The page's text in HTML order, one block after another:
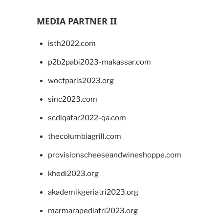
MEDIA PARTNER II
isth2022.com
p2b2pabi2023-makassar.com
wocfparis2023.org
sinc2023.com
scdlqatar2022-qa.com
thecolumbiagrill.com
provisionscheeseandwineshoppe.com
khedi2023.org
akademikgeriatri2023.org
marmarapediatri2023.org